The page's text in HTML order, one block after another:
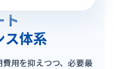
ト
ス体系
用を抑えつつ、必要最